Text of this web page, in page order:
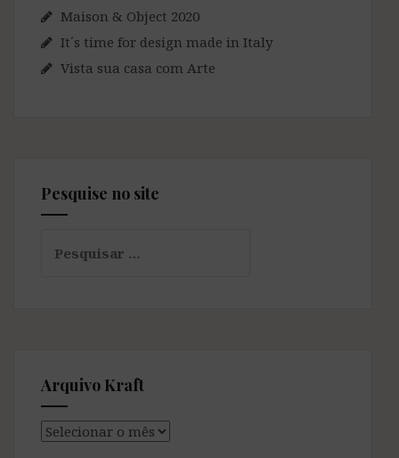
Maison & Object 2020
It´s time for design made in Italy
Vista sua casa com Arte
Pesquise no site
por:
Arquivo Kraft
Arquivo